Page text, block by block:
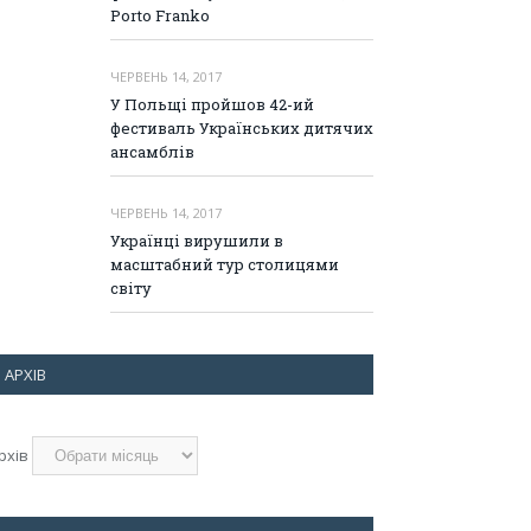
Porto Frankо
ЧЕРВЕНЬ 14, 2017
У Польщі пройшов 42-ий
фестиваль Українських дитячих
ансамблів
ЧЕРВЕНЬ 14, 2017
Українці вирушили в
масштабний тур столицями
світу
АРХІВ